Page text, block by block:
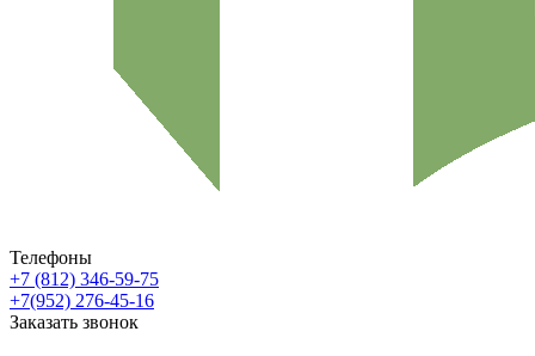
Телефоны
+7 (812) 346-59-75
+7(952) 276-45-16
Заказать звонок